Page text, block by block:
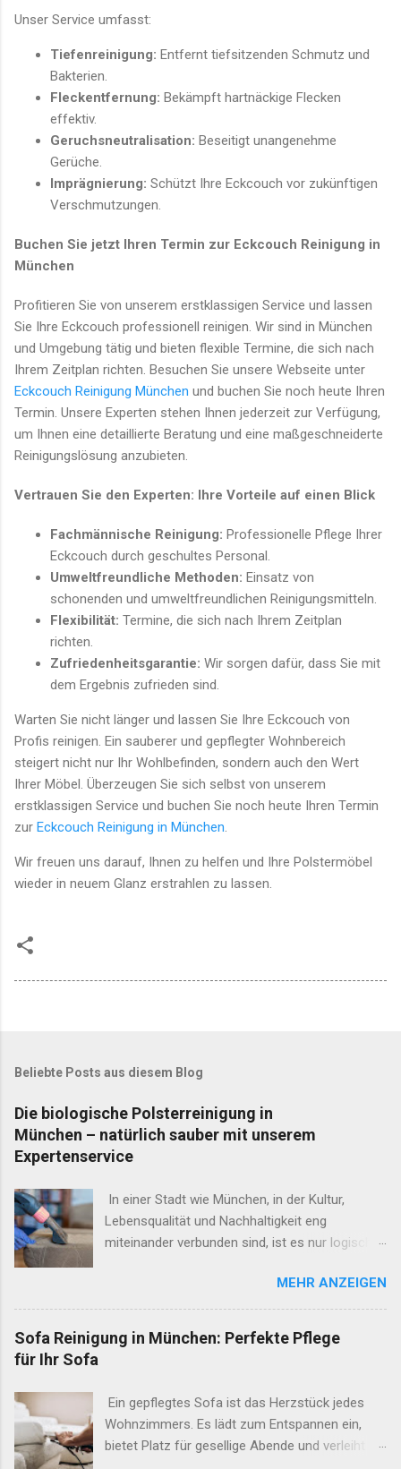
Unser Service umfasst:
Tiefenreinigung: Entfernt tiefsitzenden Schmutz und
Bakterien.
Fleckentfernung: Bekämpft hartnäckige Flecken
effektiv.
Geruchsneutralisation: Beseitigt unangenehme
Gerüche.
Imprägnierung: Schützt Ihre Eckcouch vor zukünftigen
Verschmutzungen.
Buchen Sie jetzt Ihren Termin zur Eckcouch Reinigung in
München
Profitieren Sie von unserem erstklassigen Service und lassen
Sie Ihre Eckcouch professionell reinigen. Wir sind in München
und Umgebung tätig und bieten flexible Termine, die sich nach
Ihrem Zeitplan richten. Besuchen Sie unsere Webseite unter
Eckcouch Reinigung München und buchen Sie noch heute Ihren
Termin. Unsere Experten stehen Ihnen jederzeit zur Verfügung,
um Ihnen eine detaillierte Beratung und eine maßgeschneiderte
Reinigungslösung anzubieten.
Vertrauen Sie den Experten: Ihre Vorteile auf einen Blick
Fachmännische Reinigung: Professionelle Pflege Ihrer
Eckcouch durch geschultes Personal.
Umweltfreundliche Methoden: Einsatz von
schonenden und umweltfreundlichen Reinigungsmitteln.
Flexibilität: Termine, die sich nach Ihrem Zeitplan
richten.
Zufriedenheitsgarantie: Wir sorgen dafür, dass Sie mit
dem Ergebnis zufrieden sind.
Warten Sie nicht länger und lassen Sie Ihre Eckcouch von
Profis reinigen. Ein sauberer und gepflegter Wohnbereich
steigert nicht nur Ihr Wohlbefinden, sondern auch den Wert
Ihrer Möbel. Überzeugen Sie sich selbst von unserem
erstklassigen Service und buchen Sie noch heute Ihren Termin
zur Eckcouch Reinigung in München.
Wir freuen uns darauf, Ihnen zu helfen und Ihre Polstermöbel
wieder in neuem Glanz erstrahlen zu lassen.
Beliebte Posts aus diesem Blog
Die biologische Polsterreinigung in
München – natürlich sauber mit unserem
Expertenservice
In einer Stadt wie München, in der Kultur,
Lebensqualität und Nachhaltigkeit eng
miteinander verbunden sind, ist es nur logisch,
täglichen Gewohnheiten widerspiegeln. Eine
dieser Gewohnheiten ist die Pflege unserer
Möbel und Accessoires – speziell jener, die aus
Naturmaterialien bestehen oder ökologischen
Polsterreinigung durch unser Unternehmen, Ihr
verlässlicher Partner für eine gründliche und
zugleich schonende Säuberung von
MEHR ANZEIGEN
Sofa Reinigung in München: Perfekte Pflege
für Ihr Sofa
Ein gepflegtes Sofa ist das Herzstück jedes
Wohnzimmers. Es lädt zum Entspannen ein,
bietet Platz für gesellige Abende und verleiht